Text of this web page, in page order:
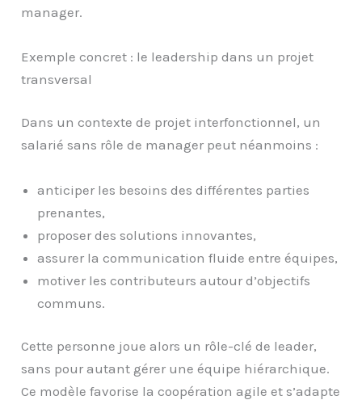
manager.
Exemple concret : le leadership dans un projet
transversal
Dans un contexte de projet interfonctionnel, un
salarié sans rôle de manager peut néanmoins :
anticiper les besoins des différentes parties
prenantes,
proposer des solutions innovantes,
assurer la communication fluide entre équipes,
motiver les contributeurs autour d’objectifs
communs.
Cette personne joue alors un rôle-clé de leader,
sans pour autant gérer une équipe hiérarchique.
Ce modèle favorise la coopération agile et s’adapte